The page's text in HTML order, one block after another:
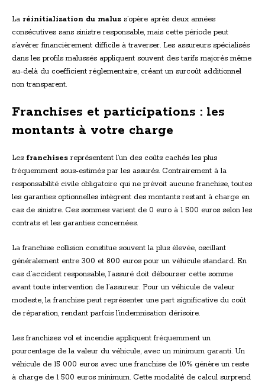
La réinitialisation du malus s’opère après deux années
consécutives sans sinistre responsable, mais cette période peut
s’avérer financièrement difficile à traverser. Les assureurs spécialisés
dans les profils malussés appliquent souvent des tarifs majorés même
au-delà du coefficient réglementaire, créant un surcoût additionnel
non transparent.
Franchises et participations : les
montants à votre charge
Les franchises représentent l’un des coûts cachés les plus
fréquemment sous-estimés par les assurés. Contrairement à la
responsabilité civile obligatoire qui ne prévoit aucune franchise, toutes
les garanties optionnelles intègrent des montants restant à charge en
cas de sinistre. Ces sommes varient de 0 euro à 1 500 euros selon les
contrats et les garanties concernées.
La franchise collision constitue souvent la plus élevée, oscillant
généralement entre 300 et 800 euros pour un véhicule standard. En
cas d’accident responsable, l’assuré doit débourser cette somme
avant toute intervention de l’assureur. Pour un véhicule de valeur
modeste, la franchise peut représenter une part significative du coût
de réparation, rendant parfois l’indemnisation dérisoire.
Les franchises vol et incendie appliquent fréquemment un
pourcentage de la valeur du véhicule, avec un minimum garanti. Un
véhicule de 15 000 euros avec une franchise de 10% génère un reste
à charge de 1 500 euros minimum. Cette modalité de calcul surprend